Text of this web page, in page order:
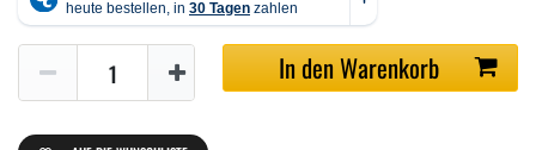
In den Warenkorb